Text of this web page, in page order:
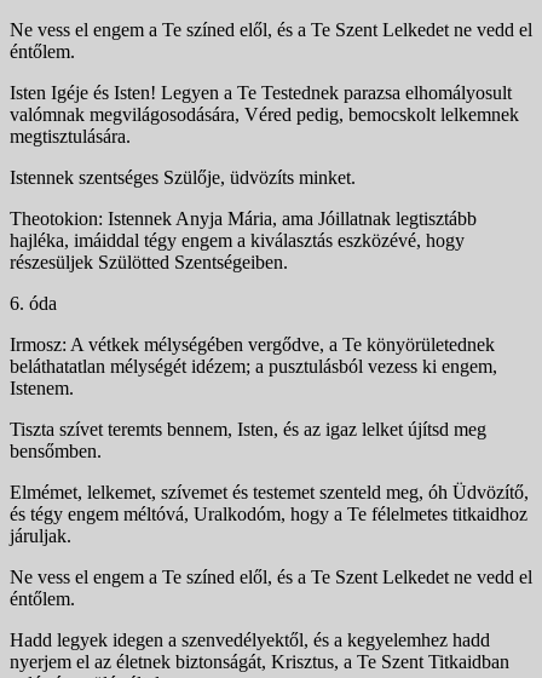
Ne vess el engem a Te színed elől, és a Te Szent Lelkedet ne vedd el
éntőlem.
Isten Igéje és Isten! Legyen a Te Testednek parazsa elhomályosult
valómnak megvilágosodására, Véred pedig, bemocskolt lelkemnek
megtisztulására.
Istennek szentséges Szülője, üdvözíts minket.
Theotokion: Istennek Anyja Mária, ama Jóillatnak legtisztább
hajléka, imáiddal tégy engem a kiválasztás eszközévé, hogy
részesüljek Szülötted Szentségeiben.
6. óda
Irmosz: A vétkek mélységében vergődve, a Te könyörületednek
beláthatatlan mélységét idézem; a pusztulásból vezess ki engem,
Istenem.
Tiszta szívet teremts bennem, Isten, és az igaz lelket újítsd meg
bensőmben.
Elmémet, lelkemet, szívemet és testemet szenteld meg, óh Üdvözítő,
és tégy engem méltóvá, Uralkodóm, hogy a Te félelmetes titkaidhoz
járuljak.
Ne vess el engem a Te színed elől, és a Te Szent Lelkedet ne vedd el
éntőlem.
Hadd legyek idegen a szenvedélyektől, és a kegyelemhez hadd
nyerjem el az életnek biztonságát, Krisztus, a Te Szent Titkaidban